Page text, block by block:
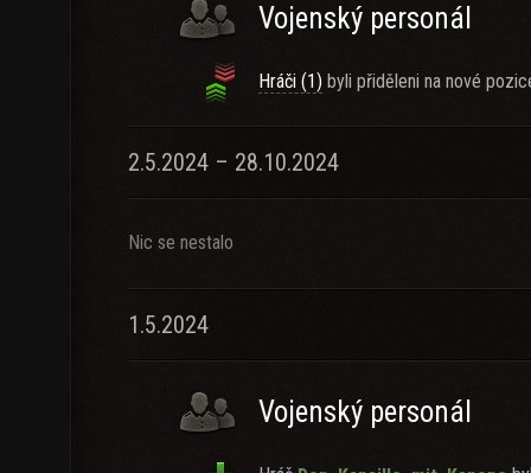
Vojenský personál
Hráči (1) byli přiděleni na nové
2.5.2024 – 28.10.2024
Nic se nestalo
1.5.2024
Vojenský personál